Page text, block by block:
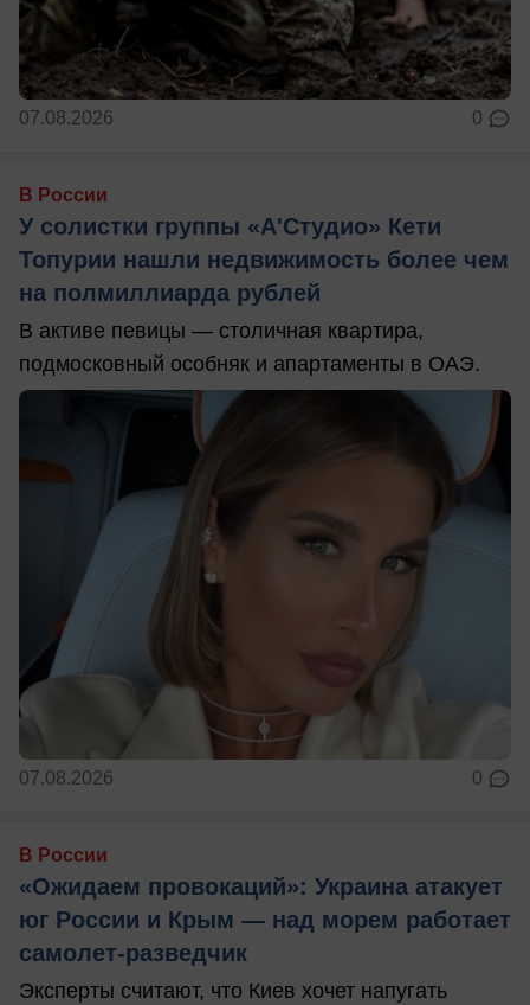
07.08.2026 0
В России
У солистки группы «А'Студио» Кети
Топурии нашли недвижимость более чем
на полмиллиарда рублей
В активе певицы — столичная квартира,
подмосковный особняк и апартаменты в ОАЭ.
07.08.2026 0
В России
«Ожидаем провокаций»: Украина атакует
юг России и Крым — над морем работает
самолет-разведчик
Эксперты считают, что Киев хочет напугать